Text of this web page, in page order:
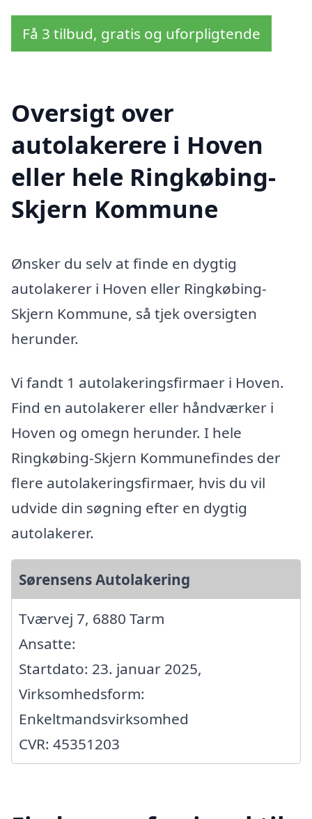
Få 3 tilbud, gratis og uforpligtende
Oversigt over
autolakerere i Hoven
eller hele Ringkøbing-
Skjern Kommune
Ønsker du selv at finde en dygtig
autolakerer i Hoven eller Ringkøbing-
Skjern Kommune, så tjek oversigten
herunder.
Vi fandt 1 autolakeringsfirmaer i Hoven.
Find en autolakerer eller håndværker i
Hoven og omegn herunder. I hele
Ringkøbing-Skjern Kommunefindes der
flere autolakeringsfirmaer, hvis du vil
udvide din søgning efter en dygtig
autolakerer.
Sørensens Autolakering
Tværvej 7, 6880 Tarm
Ansatte:
Startdato: 23. januar 2025,
Virksomhedsform:
Enkeltmandsvirksomhed
CVR: 45351203